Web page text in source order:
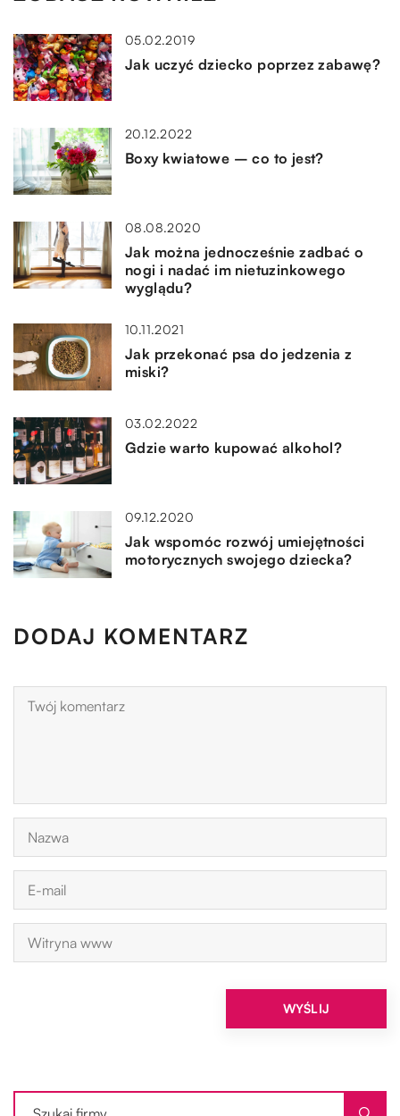
05.02.2019
Jak uczyć dziecko poprzez zabawę?
20.12.2022
Boxy kwiatowe – co to jest?
08.08.2020
Jak można jednocześnie zadbać o
nogi i nadać im nietuzinkowego
wyglądu?
10.11.2021
Jak przekonać psa do jedzenia z
miski?
03.02.2022
Gdzie warto kupować alkohol?
09.12.2020
Jak wspomóc rozwój umiejętności
motorycznych swojego dziecka?
DODAJ KOMENTARZ